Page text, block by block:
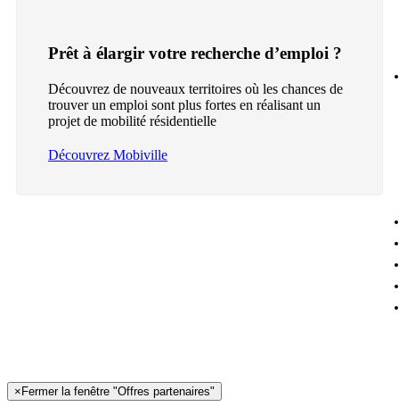
Prêt à élargir votre recherche d’emploi ?
Découvrez de nouveaux territoires où les chances de
trouver un emploi sont plus fortes en réalisant un
projet de mobilité résidentielle
Découvrez Mobiville
× Fermer la fenêtre "Offres partenaires"